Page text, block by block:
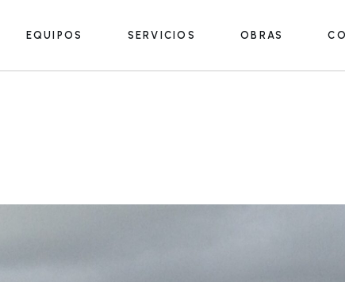
EQUIPOS SERVICIOS OBRAS